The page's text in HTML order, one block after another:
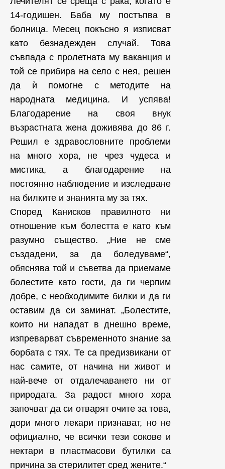
14-годишен. Баба му постъпва в
болница. Месец покъсно я изписват
като безнадежден случай. Това
съвпада с пролетната му ваканция и
той се прибира на село с нея, решен
да ѝ помогне с методите на
народната медицина. И успява!
Благодарение на своя внук
възрастната жена доживява до 86 г.
Решил е здравословните проблеми
на много хора, не чрез чудеса и
мистика, а благодарение на
постоянно наблюдение и изследване
на билките и знанията му за тях.
Според Канисков правилното ни
отношение към болестта е като към
разумно същество. „Ние не сме
създадени, за да боледуваме“,
обяснява той и съветва да приемаме
болестите като гости, да ги черпим
добре, с необходимите билки и да ги
оставим да си заминат. „Болестите,
които ни нападат в днешно време,
изпреварват съвременното знание за
борбата с тях. Те са предизвикани от
нас самите, от начина ни живот и
най-вече от отдалечаването ни от
природата. За радост много хора
започват да си отварят очите за това,
дори много лекари признават, но не
официално, че всички тези сокове и
нектари в пластмасови бутилки са
причина за стерилитет сред жените.“